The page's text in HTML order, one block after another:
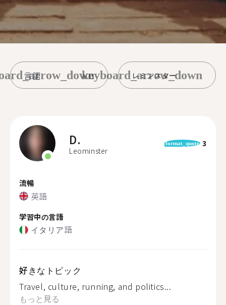
レミンスター
keyboard_arrow_down
D.
Leominster
format_quote 3
流暢
英語
学習中の言語
イタリア語
好きなトピック
Travel, culture, running, and politics...
もっと見る